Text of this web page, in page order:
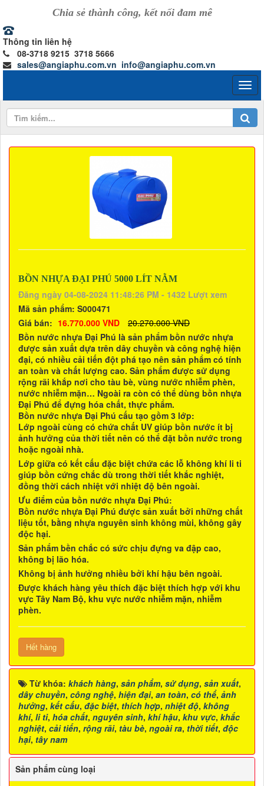
Chia sẻ thành công, kết nối đam mê
Thông tin liên hệ
08-3718 9215 3718 5666
sales@angiaphu.com.vn info@angiaphu.com.vn
BỒN NHỰA ĐẠI PHÚ 5000 LÍT NẰM
Đăng ngày 04-08-2024 11:48:26 PM - 1432 Lượt xem
Mã sản phẩm: S000471
Giá bán: 16.770.000 VND
20.270.000 VND
Bồn nước nhựa Đại Phú là sản phẩm bồn nước nhựa
được sản xuất dựa trên dây chuyền và công nghệ hiện
đại, có nhiều cải tiến đột phá tạo nên sản phẩm có tính
an toàn và chất lượng cao. Sản phẩm được sử dụng
rộng rãi khắp nơi cho tàu bè, vùng nước nhiễm phèn,
nước nhiễm mặn… Ngoài ra còn có thể dùng bồn nhựa
Đại Phú để đựng hóa chất, thực phẩm.
Bồn nước nhựa Đại Phú cấu tạo gồm 3 lớp:
Lớp ngoài cùng có chứa chất UV giúp bồn nước ít bị
ảnh hưởng của thời tiết nên có thể đặt bồn nước trong
hoặc ngoài nhà.
Lớp giữa có kết cấu đặc biệt chứa các lỗ không khí li ti
giúp bồn cứng chắc dù trong thời tiết khắc nghiệt,
đồng thời cách nhiệt với nhiệt độ bên ngoài.
Ưu điểm của bồn nước nhựa Đại Phú:
Bồn nước nhựa Đại Phú được sản xuất bởi những chất
liệu tốt, bằng nhựa nguyên sinh không mùi, không gây
độc hại.
Sản phẩm bền chắc có sức chịu đựng va đập cao,
không bị lão hóa.
Không bị ảnh hưởng nhiều bởi khí hậu bên ngoài.
Được khách hàng yêu thích đặc biệt thích hợp với khu
vực Tây Nam Bộ, khu vực nước nhiễm mặn, nhiễm
phèn.
Hết hàng
Từ khóa: khách hàng, sản phẩm, sử dụng, sản xuất,
dây chuyền, công nghệ, hiện đại, an toàn, có thể, ảnh
hưởng, kết cấu, đặc biệt, thích hợp, nhiệt độ, không
khí, li ti, hóa chất, nguyên sinh, khí hậu, khu vực, khắc
nghiệt, cải tiến, rộng rãi, tàu bè, ngoài ra, thời tiết, độc
hại, tây nam
Sản phẩm cùng loại